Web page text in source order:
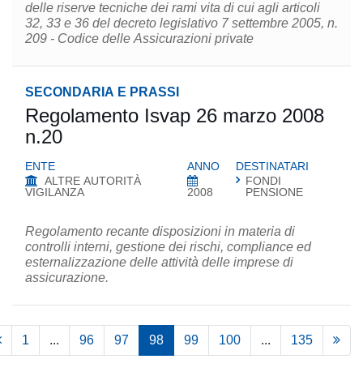
delle riserve tecniche dei rami vita di cui agli articoli
32, 33 e 36 del decreto legislativo 7 settembre 2005, n.
209 - Codice delle Assicurazioni private
SECONDARIA E PRASSI
Regolamento Isvap 26 marzo 2008
n.20
ENTE
ALTRE AUTORITÀ
VIGILANZA
ANNO
2008
DESTINATARI
FONDI
PENSIONE
Regolamento recante disposizioni in materia di
controlli interni, gestione dei rischi, compliance ed
esternalizzazione delle attività delle imprese di
assicurazione.
1 ... 96 97 98 99 100 ... 135